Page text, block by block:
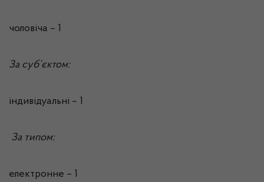
чоловіча – 1
За суб’єктом:
індивідуальні – 1
За типом:
електронне – 1